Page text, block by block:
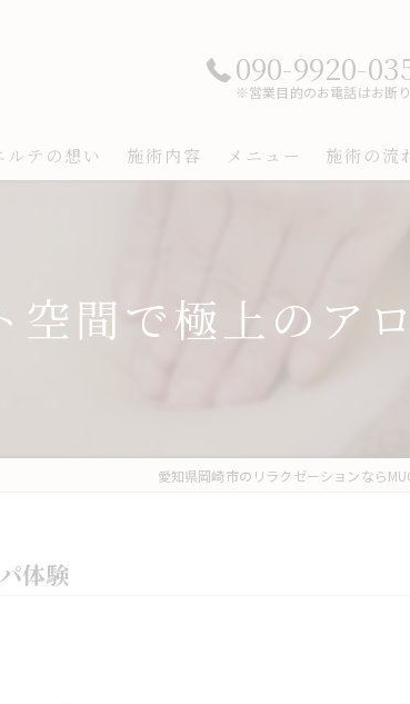
090-9920-
※営業目的のお電話はお断
ルテの想い 施術内容 メニュー 施術の流
空間で極上のア
愛知県岡崎市のリラクゼーションなら
体験